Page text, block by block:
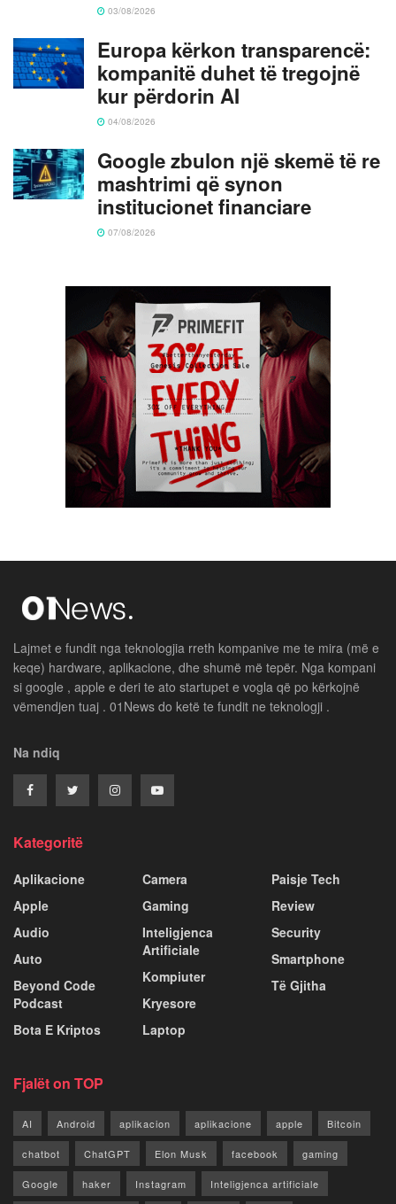
03/08/2026
Europa kërkon transparencë:
kompanitë duhet të tregojnë
kur përdorin AI
04/08/2026
Google zbulon një skemë të re
mashtrimi që synon
institucionet financiare
07/08/2026
Lajmet e fundit nga teknologjia rreth kompanive me te mira (më e
keqe) hardware, aplikacione, dhe shumë më tepër. Nga kompani
si google , apple e deri te ato startupet e vogla që po kërkojnë
vëmendjen tuaj . 01News do ketë te fundit ne teknologji .
Na ndiq
Kategoritë
Aplikacione
Apple
Audio
Auto
Beyond Code
Podcast
Bota E Kriptos
Camera
Gaming
Inteligjenca
Artificiale
Kompiuter
Kryesore
Laptop
Paisje Tech
Review
Security
Smartphone
Të Gjitha
Fjalët on TOP
AI Android aplikacion aplikacione apple Bitcoin
chatbot ChatGPT Elon Musk facebook gaming
Google haker Instagram Inteligjenca artificiale